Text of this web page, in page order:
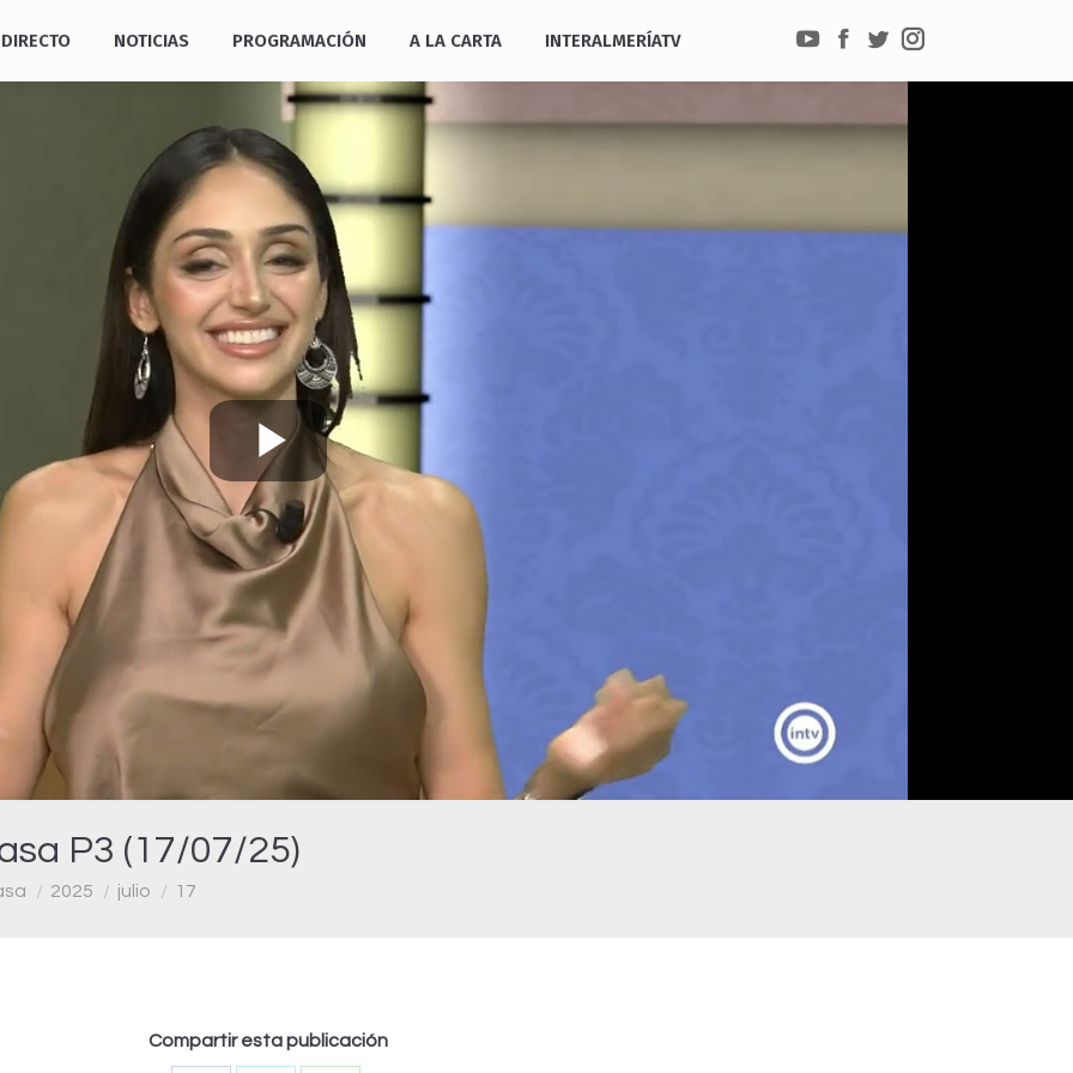
DIRECTO NOTICIAS PROGRAMACIÓN A LA CARTA INTERALMERÍATV
YouTube
Facebook
TwitterInstagram
P3 (17/07/25)
2025 julio 17
Play
Video
Compartir esta publicación